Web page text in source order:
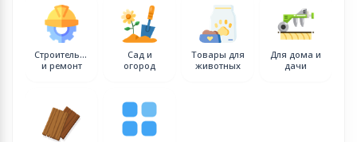
Строительство
и ремонт
Сад и
огород
Товары для
животных
Для дома и
дачи